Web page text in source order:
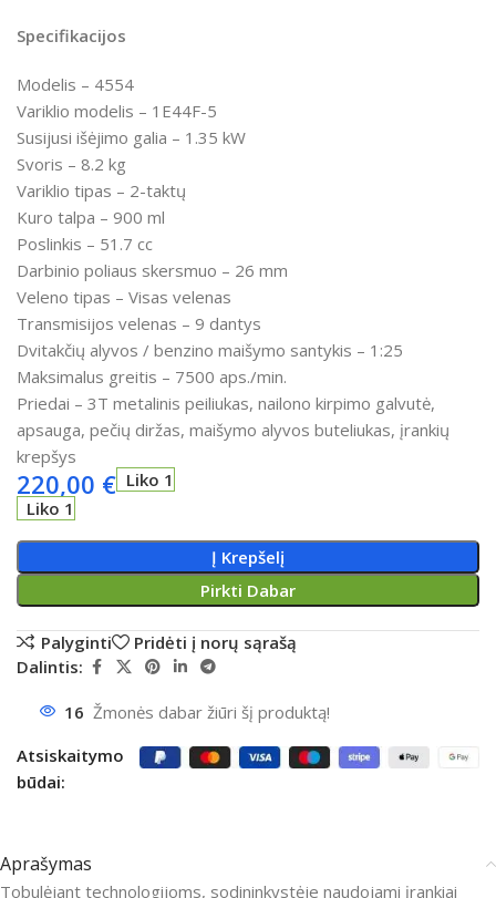
Specifikacijos
Modelis – 4554
Variklio modelis – 1E44F-5
Susijusi išėjimo galia – 1.35 kW
Svoris – 8.2 kg
Variklio tipas – 2-taktų
Kuro talpa – 900 ml
Poslinkis – 51.7 cc
Darbinio poliaus skersmuo – 26 mm
Veleno tipas – Visas velenas
Transmisijos velenas – 9 dantys
Dvitakčių alyvos / benzino maišymo santykis – 1:25
Maksimalus greitis – 7500 aps./min.
Priedai – 3T metalinis peiliukas, nailono kirpimo galvutė,
apsauga, pečių diržas, maišymo alyvos buteliukas, įrankių
krepšys
220,00 € Liko 1
Liko 1
Į Krepšelį
Pirkti Dabar
Palyginti
Pridėti į norų sąrašą
Dalintis:
16 Žmonės dabar žiūri šį produktą!
Atsiskaitymo
būdai:
Aprašymas
Tobulėjant technologijoms, sodininkystėje naudojami įrankiai